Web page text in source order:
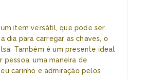
item versátil, que pode ser
dia para carregar as chaves, o
Também é um presente ideal
pessoa, uma maneira de
carinho e admiração pelos